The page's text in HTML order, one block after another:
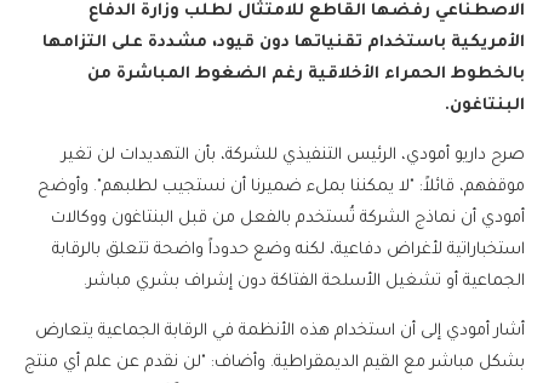
الاصطناعي رفضها القاطع للامتثال لطلب وزارة الدفاع
الأمريكية باستخدام تقنياتها دون قيود، مشددة على التزامها
بالخطوط الحمراء الأخلاقية رغم الضغوط المباشرة من
البنتاغون.
صرح داريو أمودي، الرئيس التنفيذي للشركة، بأن التهديدات لن تغير
موقفهم، قائلاً: "لا يمكننا بملء ضميرنا أن نستجيب لطلبهم". وأوضح
أمودي أن نماذج الشركة تُستخدم بالفعل من قبل البنتاغون ووكالات
استخباراتية لأغراض دفاعية، لكنه وضع حدوداً واضحة تتعلق بالرقابة
الجماعية أو تشغيل الأسلحة الفتاكة دون إشراف بشري مباشر.
أشار أمودي إلى أن استخدام هذه الأنظمة في الرقابة الجماعية يتعارض
بشكل مباشر مع القيم الديمقراطية. وأضاف: "لن نقدم عن علم أي منتج